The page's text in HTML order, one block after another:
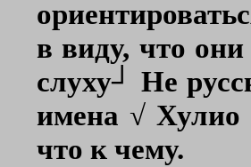
в виду, что
слуху┘ Не
имена √ Хулио
что к чему.